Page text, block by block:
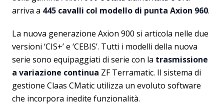
arriva a 445 cavalli col modello di punta Axion 960.
La nuova generazione Axion 900 si articola nelle due
versioni ‘CIS+’ e ‘CEBIS’. Tutti i modelli della nuova
serie sono equipaggiati di serie con la trasmissione
a variazione continua ZF Terramatic. Il sistema di
gestione Claas CMatic utilizza un evoluto software
che incorpora inedite funzionalità.